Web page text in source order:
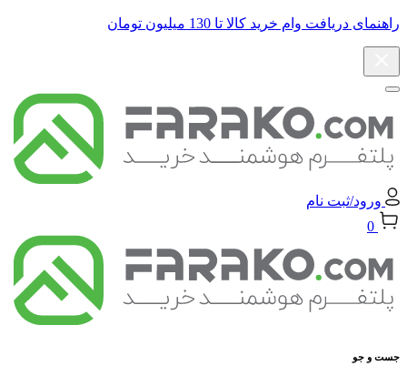
راهنمای دریافت وام خرید کالا تا 130 میلیون تومان
ورود/ثبت نام
0
جست و جو